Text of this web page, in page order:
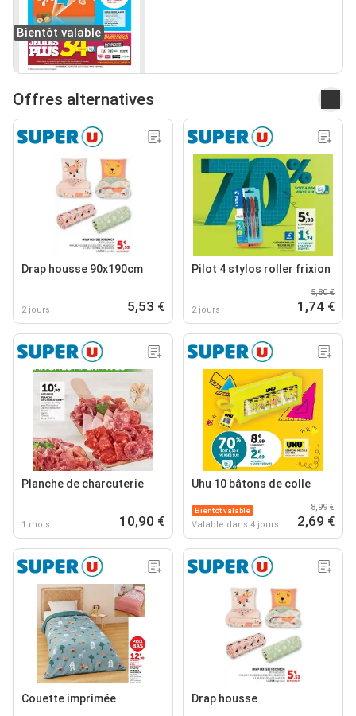
Bientôt valable
Offres alternatives
Drap housse 90x190cm
2 jours 5,53 €
Pilot 4 stylos roller frixion
2 jours
5,80 €
1,74 €
Planche de charcuterie
1 mois 10,90 €
Uhu 10 bâtons de colle
Bientôt valable
Valable dans 4 jours
8,99 €
2,69 €
Couette imprimée Drap housse